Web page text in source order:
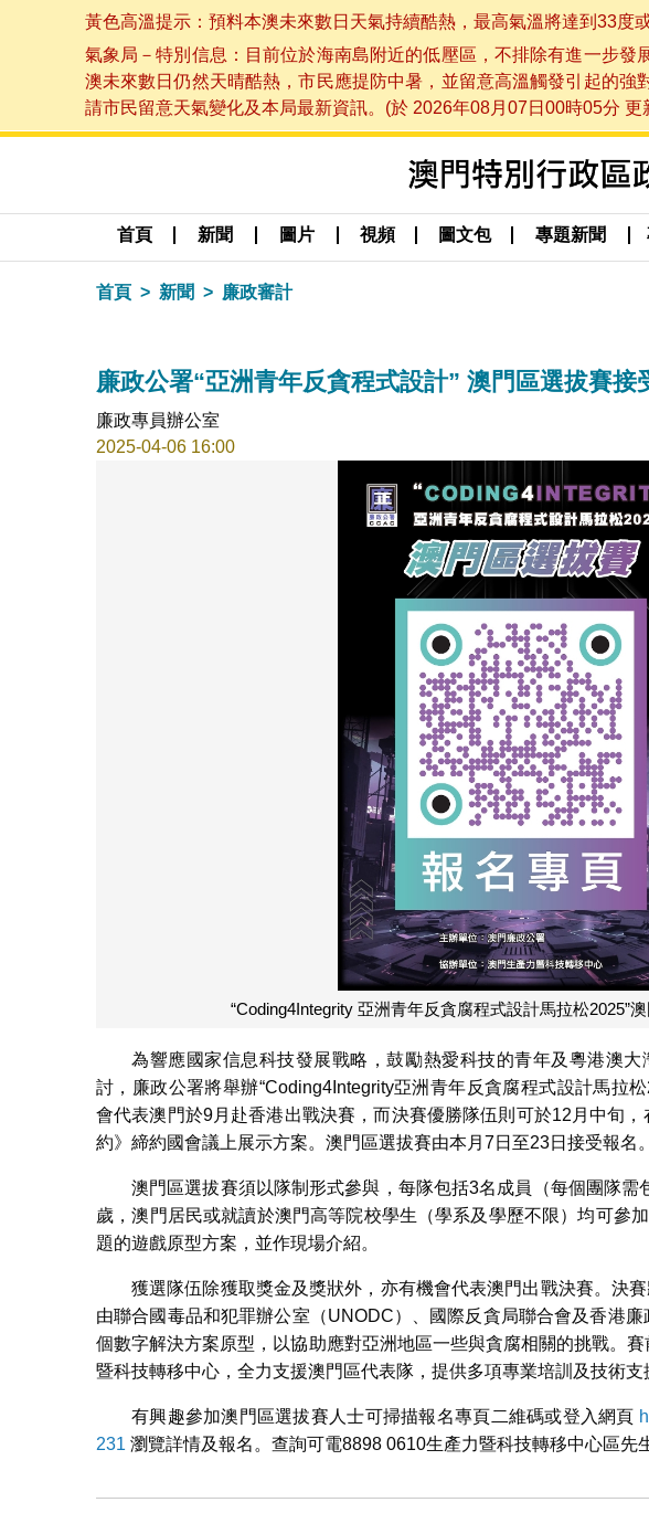
黃色高溫提示：預料本澳未來數日天氣持續酷熱，最高氣溫將達到33
氣象局－特別信息：目前位於海南島附近的低壓區，不排除有進一步
澳未來數日仍然天晴酷熱，市民應提防中暑，並留意高溫觸發引起的
請市民留意天氣變化及本局最新資訊。(於 2026年08月07日00時05分 更
首頁 新聞 圖片 視頻 圖文包 專題新聞
首頁 新聞 廉政審計
廉政公署“亞洲青年反貪程式設計” 澳門區選拔賽接
廉政專員辦公室
2025-04-06 16:00
“Coding4Integrity 亞洲青年反貪腐程式設計馬拉松2025”
為響應國家信息科技發展戰略，鼓勵熱愛科技的青年及粵港澳大
討，廉政公署將舉辦“Coding4Integrity亞洲青年反貪腐程式設計馬拉
會代表澳門於9月赴香港出戰決賽，而決賽優勝隊伍則可於12月中旬
約》締約國會議上展示方案。澳門區選拔賽由本月7日至23日接受報名。
澳門區選拔賽須以隊制形式參與，每隊包括3名成員（每個團隊
歲，澳門居民或就讀於澳門高等院校學生（學系及學歷不限）均可參
題的遊戲原型方案，並作現場介紹。
獲選隊伍除獲取獎金及獎狀外，亦有機會代表澳門出戰決賽。決
由聯合國毒品和犯罪辦公室（UNODC）、國際反貪局聯合會及香港
個數字解決方案原型，以協助應對亞洲地區一些與貪腐相關的挑戰。
暨科技轉移中心，全力支援澳門區代表隊，提供多項專業培訓及技術支
有興趣參加澳門區選拔賽人士可掃描報名專頁二維碼或登入網頁
231 瀏覽詳情及報名。查詢可電8898 0610生產力暨科技轉移中心區先